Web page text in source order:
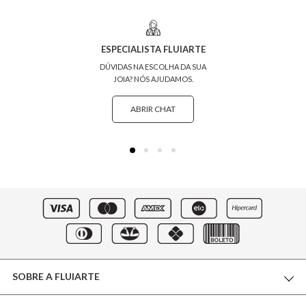
ESPECIALISTA FLUIARTE
DÚVIDAS NA ESCOLHA DA SUA
JOIA? NÓS AJUDAMOS.
ABRIR CHAT
SOBRE A FLUIARTE